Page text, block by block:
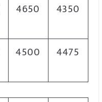
4650 4350
4500 4475